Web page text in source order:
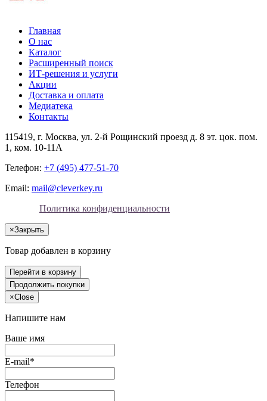
Главная
О нас
Каталог
Расширенный поиск
ИТ-решения и услуги
Акции
Доставка и оплата
Медиатека
Контакты
115419, г. Москва, ул. 2-й Рощинский проезд д. 8 эт. цок. пом.
1, ком. 10-11А
Телефон: +7 (495) 477-51-70
Email: mail@cleverkey.ru
Политика конфиденциальности
×Закрыть
Товар добавлен в корзину
Перейти в корзину
Продолжить покупки
×Close
Напишите нам
Ваше имя
E-mail*
Телефон